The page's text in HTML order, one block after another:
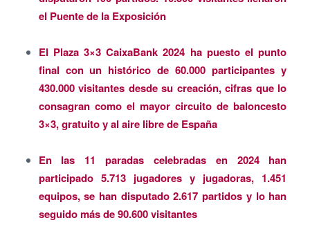
el Puente de la Exposición
El Plaza 3×3 CaixaBank 2024 ha puesto el punto
final con un histórico de 60.000 participantes y
430.000 visitantes desde su creación, cifras que lo
consagran como el mayor circuito de baloncesto
3×3, gratuito y al aire libre de España
En las 11 paradas celebradas en 2024 han
participado 5.713 jugadores y jugadoras, 1.451
equipos, se han disputado 2.617 partidos y lo han
seguido más de 90.600 visitantes